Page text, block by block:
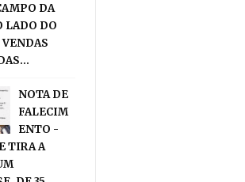
DA
LADO DO
NOTA DE
FALECIM
ENTO -
TIRA A